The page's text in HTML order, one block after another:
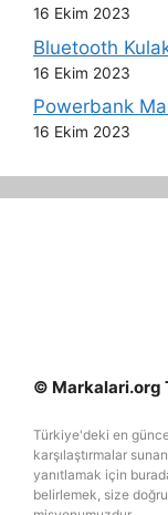
16 Ekim 2023
Bluetooth
16 Ekim 2023
Powerbank
16 Ekim 2023
© Markalari.org
Türkiye'deki en
karşılaştırmalar
yanıtlamak için
belirlemek, size